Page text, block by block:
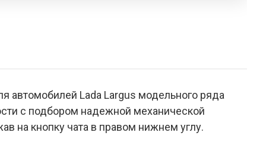
автомобилей Lada Largus модельного ряда
с подбором надежной механической
на кнопку чата в правом нижнем углу.